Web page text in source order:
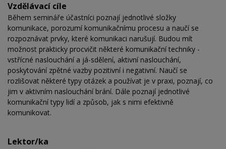
Vzdělávací cíle
Během semináře účastníci poznají jednotlivé složky
komunikace, porozumí komunikačnímu procesu a naučí se
rozpoznávat prvky, které komunikaci narušují. Budou mít
možnost prakticky procvičit některé komunikační techniky -
vstřícné naslouchání a já-sdělení, aktivní naslouchání,
poskytování zpětné vazby pozitivní i negativní. Naučí se
rozlišovat některé typy otázek a používat je v praxi, poznají, co
jim v aktivním naslouchání brání. Dále poznají jednotlivé
komunikační typy lidí a způsob, jak s nimi efektivně
komunikovat.
Lektor/ka